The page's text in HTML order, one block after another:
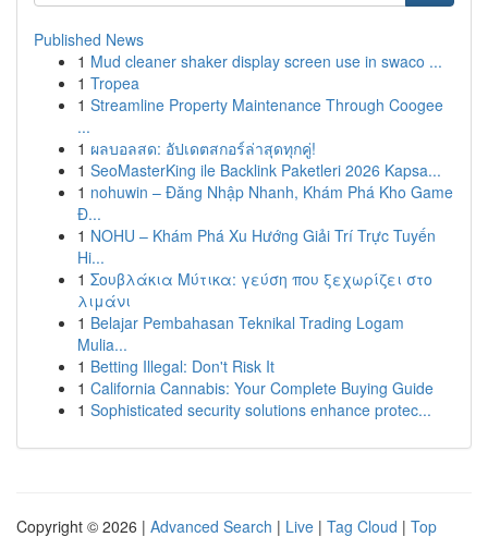
Published News
1 Mud cleaner shaker display screen use in swaco ...
1 Tropea
1 Streamline Property Maintenance Through Coogee
...
1 ผลบอลสด: อัปเดตสกอร์ล่าสุดทุกคู่!
1 SeoMasterKing ile Backlink Paketleri 2026 Kapsa...
1 nohuwin – Đăng Nhập Nhanh, Khám Phá Kho Game
Đ...
1 NOHU – Khám Phá Xu Hướng Giải Trí Trực Tuyến
Hi...
1 Σουβλάκια Μύτικα: γεύση που ξεχωρίζει στο
λιμάνι
1 Belajar Pembahasan Teknikal Trading Logam
Mulia...
1 Betting Illegal: Don't Risk It
1 California Cannabis: Your Complete Buying Guide
1 Sophisticated security solutions enhance protec...
Copyright © 2026 | Advanced Search | Live | Tag Cloud | Top